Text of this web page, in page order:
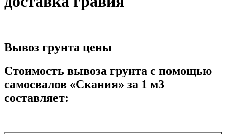
Вывоз грунта цены
Стоимость вывоза грунта с помощью
самосвалов «Скания» за 1 м3
составляет: